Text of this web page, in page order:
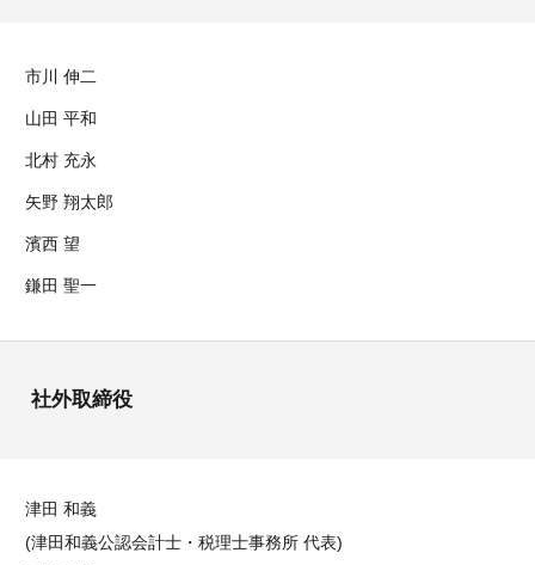
市川 伸二
山田 平和
北村 充永
矢野 翔太郎
濱西 望
鎌田 聖一
社外取締役
津田 和義
(津田和義公認会計士・税理士事務所 代表)